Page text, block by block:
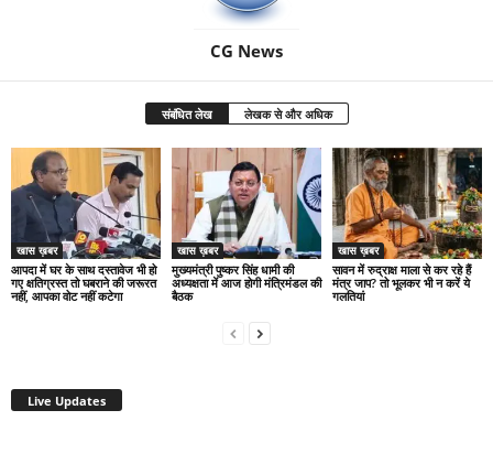
CG News
संबंधित लेख लेखक से और अधिक
खास ख़बर
आपदा में घर के साथ दस्तावेज भी हो
गए क्षतिग्रस्त तो घबराने की जरूरत
नहीं, आपका वोट नहीं कटेगा
खास ख़बर
मुख्यमंत्री पुष्कर सिंह धामी की
अध्यक्षता में आज होगी मंत्रिमंडल की
बैठक
खास ख़बर
सावन में रुद्राक्ष माला से कर रहे हैं
मंत्र जाप? तो भूलकर भी न करें ये
गलतियां
Live Updates